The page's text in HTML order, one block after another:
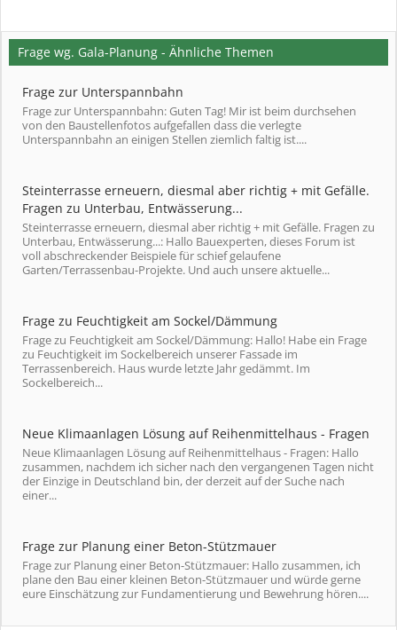
Frage wg. Gala-Planung - Ähnliche Themen
Frage zur Unterspannbahn
Frage zur Unterspannbahn: Guten Tag! Mir ist beim durchsehen
von den Baustellenfotos aufgefallen dass die verlegte
Unterspannbahn an einigen Stellen ziemlich faltig ist....
Steinterrasse erneuern, diesmal aber richtig + mit Gefälle.
Fragen zu Unterbau, Entwässerung...
Steinterrasse erneuern, diesmal aber richtig + mit Gefälle. Fragen zu
Unterbau, Entwässerung...: Hallo Bauexperten, dieses Forum ist
voll abschreckender Beispiele für schief gelaufene
Garten/Terrassenbau-Projekte. Und auch unsere aktuelle...
Frage zu Feuchtigkeit am Sockel/Dämmung
Frage zu Feuchtigkeit am Sockel/Dämmung: Hallo! Habe ein Frage
zu Feuchtigkeit im Sockelbereich unserer Fassade im
Terrassenbereich. Haus wurde letzte Jahr gedämmt. Im
Sockelbereich...
Neue Klimaanlagen Lösung auf Reihenmittelhaus - Fragen
Neue Klimaanlagen Lösung auf Reihenmittelhaus - Fragen: Hallo
zusammen, nachdem ich sicher nach den vergangenen Tagen nicht
der Einzige in Deutschland bin, der derzeit auf der Suche nach
einer...
Frage zur Planung einer Beton-Stützmauer
Frage zur Planung einer Beton-Stützmauer: Hallo zusammen, ich
plane den Bau einer kleinen Beton-Stützmauer und würde gerne
eure Einschätzung zur Fundamentierung und Bewehrung hören....